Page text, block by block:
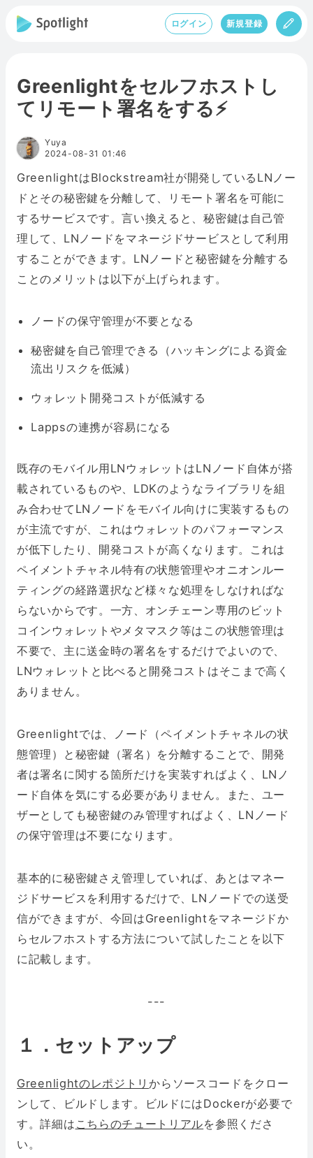
ログイン 新規登録
Greenlightをセルフホストし
てリモート署名をする⚡
Yuya
2024-08-31 01:46
GreenlightはBlockstream社が開発しているLNノー
ドとその秘密鍵を分離して、リモート署名を可能に
するサービスです。言い換えると、秘密鍵は自己管
理して、LNノードをマネージドサービスとして利用
することができます。LNノードと秘密鍵を分離する
ことのメリットは以下が上げられます。
ノードの保守管理が不要となる
秘密鍵を自己管理できる（ハッキングによる資金
流出リスクを低減）
ウォレット開発コストが低減する
Lappsの連携が容易になる
既存のモバイル用LNウォレットはLNノード自体が搭
載されているものや、LDKのようなライブラリを組
み合わせてLNノードをモバイル向けに実装するもの
が主流ですが、これはウォレットのパフォーマンス
が低下したり、開発コストが高くなります。これは
ペイメントチャネル特有の状態管理やオニオンルー
ティングの経路選択など様々な処理をしなければな
らないからです。一方、オンチェーン専用のビット
コインウォレットやメタマスク等はこの状態管理は
不要で、主に送金時の署名をするだけでよいので、
LNウォレットと比べると開発コストはそこまで高く
ありません。
Greenlightでは、ノード（ペイメントチャネルの状
態管理）と秘密鍵（署名）を分離することで、開発
者は署名に関する箇所だけを実装すればよく、LNノ
ード自体を気にする必要がありません。また、ユー
ザーとしても秘密鍵のみ管理すればよく、LNノード
の保守管理は不要になります。
基本的に秘密鍵さえ管理していれば、あとはマネー
ジドサービスを利用するだけで、LNノードでの送受
信ができますが、今回はGreenlightをマネージドか
らセルフホストする方法について試したことを以下
に記載します。
---
１．セットアップ
Greenlightのレポジトリからソースコードをクロー
ンして、ビルドします。ビルドにはDockerが必要で
す。詳細は こちらのチュートリアルを参照くださ
い。